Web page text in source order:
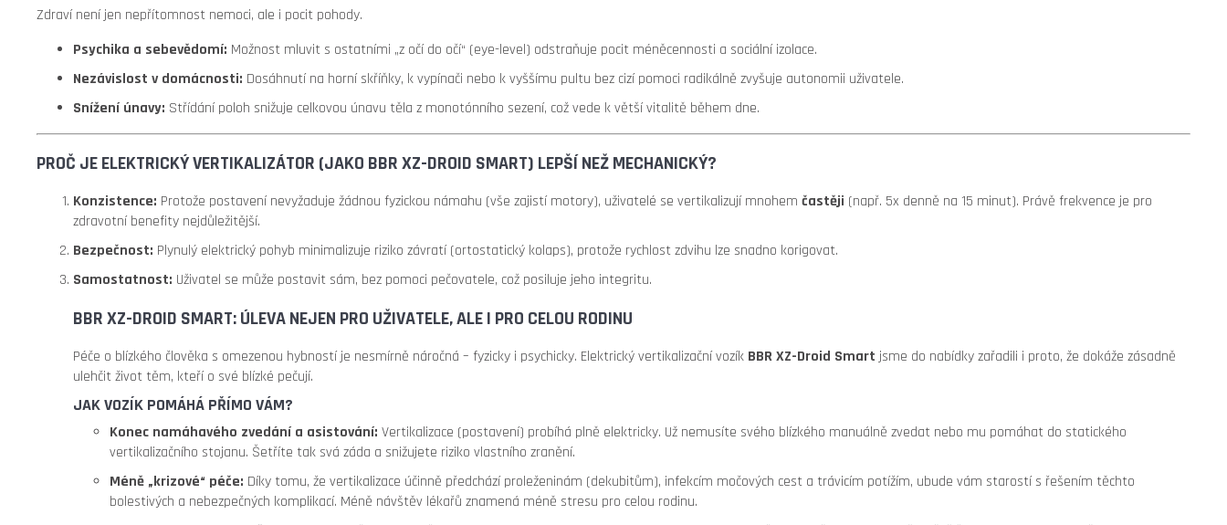
Zdraví není jen nepřítomnost nemoci, ale i pocit pohody.
Psychika a sebevědomí: Možnost mluvit s ostatními „z očí do očí“ (eye-level) odstraňuje pocit méněcennosti a sociální izolace.
Nezávislost v domácnosti: Dosáhnutí na horní skříňky, k vypínači nebo k vyššímu pultu bez cizí pomoci radikálně zvyšuje autonomii uživatele.
Snížení únavy: Střídání poloh snižuje celkovou únavu těla z monotónního sezení, což vede k větší vitalitě během dne.
PROČ JE ELEKTRICKÝ VERTIKALIZÁTOR (JAKO BBR XZ-DROID SMART) LEPŠÍ NEŽ MECHANICKÝ?
Konzistence: Protože postavení nevyžaduje žádnou fyzickou námahu (vše zajistí motory), uživatelé se vertikalizují mnohem častěji (např. 5x denně na 15 minut). Právě frekvence je pro
zdravotní benefity nejdůležitější.
Bezpečnost: Plynulý elektrický pohyb minimalizuje riziko závratí (ortostatický kolaps), protože rychlost zdvihu lze snadno korigovat.
Samostatnost: Uživatel se může postavit sám, bez pomoci pečovatele, což posiluje jeho integritu.
BBR XZ-DROID SMART: ÚLEVA NEJEN PRO UŽIVATELE, ALE I PRO CELOU RODINU
Péče o blízkého člověka s omezenou hybností je nesmírně náročná – fyzicky i psychicky. Elektrický vertikalizační vozík BBR XZ-Droid Smart jsme do nabídky zařadili i proto, že dokáže zásadně
ulehčit život těm, kteří o své blízké pečují.
JAK VOZÍK POMÁHÁ PŘÍMO VÁM?
Konec namáhavého zvedání a asistování: Vertikalizace (postavení) probíhá plně elektricky. Už nemusíte svého blízkého manuálně zvedat nebo mu pomáhat do statického
vertikalizačního stojanu. Šetříte tak svá záda a snižujete riziko vlastního zranění.
Méně „krizové“ péče: Díky tomu, že vertikalizace účinně předchází proleženinám (dekubitům), infekcím močových cest a trávicím potížím, ubude vám starostí s řešením těchto
bolestivých a nebezpečných komplikací. Méně návštěv lékařů znamená méně stresu pro celou rodinu.